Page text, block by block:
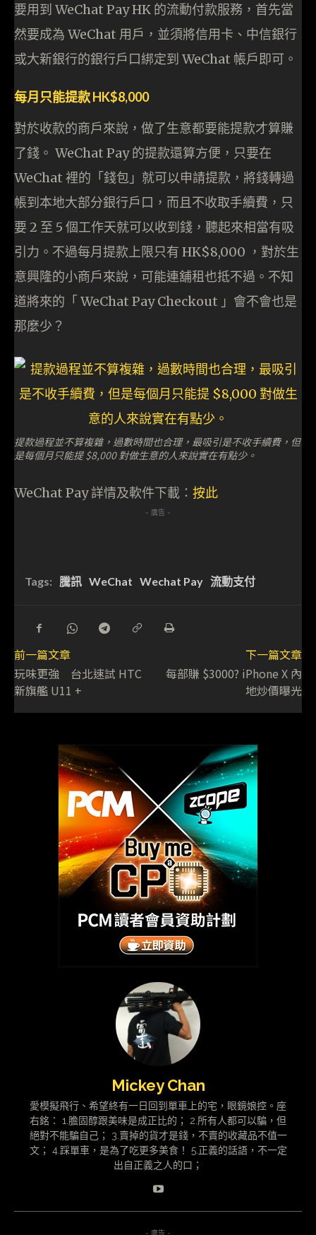
要用到 WeChat Pay HK 的流動付款服務，首先當
然要成為 WeChat 用戶，並須將信用卡、中信銀行
或大新銀行的銀行戶口綁定到 WeChat 帳戶即可。
每月只能提款 HK$8,000
對於收款的商戶來說，做了生意都要能提款才算賺
了錢。 WeChat Pay 的提款還算方便，只要在
WeChat 裡的「錢包」就可以申請提款，將錢轉過
帳到本地大部分銀行戶口，而且不收取手續費，只
要 2 至 5 個工作天就可以收到錢，聽起來相當有吸
引力。不過每月提款上限只有 HK$8,000 ，對於生
意興隆的小商戶來說，可能連舖租也抵不過。不知
道將來的「 WeChat Pay Checkout 」會不會也是
那麼少？
提款過程並不算複雜，過數時間也合理，最吸引是不收手續費，但
是每個月只能提 $8,000 對做生意的人來說實在有點少。
WeChat Pay 詳情及軟件下載： 按此
- 廣告 -
Tags: 騰訊 WeChat Wechat Pay 流動支付
前一篇文章
玩味更強 台北速試 HTC
新旗艦 U11 +
下一篇文章
每部賺 $3000? iPhone X 內
地炒價曝光
Mickey Chan
愛模擬飛行、希望終有一日回到單車上的宅，眼鏡娘控。座
右銘： 1.膽固醇跟美味是成正比的； 2.所有人都可以騙，但
絕對不能騙自己； 3.賣掉的貨才是錢，不賣的收藏品不值一
文； 4.踩單車，是為了吃更多美食！ 5.正義的話語，不一定
出自正義之人的口；
- 廣告 -